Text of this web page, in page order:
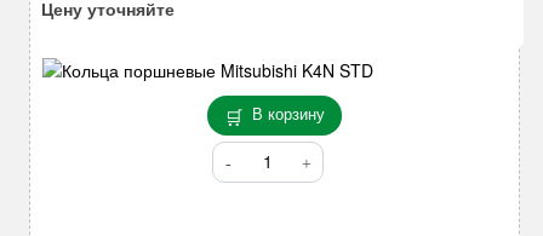
В корзину
Количество
товара
Цену уточняйте